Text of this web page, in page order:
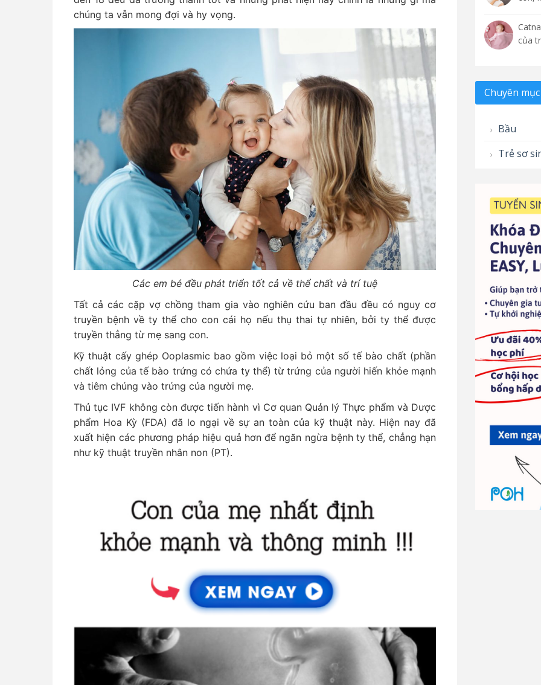
chúng ta vẫn mong đợi và hy vọng.
Các em bé đều phát triển tốt cả về thể chất và trí tuệ
Tất cả các cặp vợ chồng tham gia vào nghiên cứu ban đầu đều có nguy cơ
truyền bệnh về ty thể cho con cái họ nếu thụ thai tự nhiên, bởi ty thể được
truyền thẳng từ mẹ sang con.
Kỹ thuật cấy ghép Ooplasmic bao gồm việc loại bỏ một số tế bào chất (phần
chất lỏng của tế bào trứng có chứa ty thể) từ trứng của người hiến khỏe mạnh
và tiêm chúng vào trứng của người mẹ.
Thủ tục IVF không còn được tiến hành vì Cơ quan Quản lý Thực phẩm và Dược
phẩm Hoa Kỳ (FDA) đã lo ngại về sự an toàn của kỹ thuật này. Hiện nay đã
xuất hiện các phương pháp hiệu quả hơn để ngăn ngừa bệnh ty thể, chẳng hạn
như kỹ thuật truyền nhân non (PT).
của
Chuyên
Bầu
Trẻ sơ